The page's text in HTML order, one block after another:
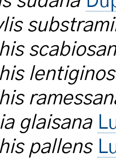
glaisana
pallens